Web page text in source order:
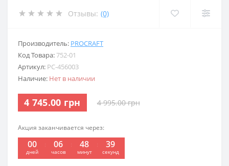
Отзывы: (0)
Производитель: PROCRAFT
Код Товара:752-01
Артикул: PC-456003
Наличие: Нет в наличии
4 745.00 грн 4 995.00 грн
Акция заканчивается через:
00
дней
06
часов
48
минут
39
секунд